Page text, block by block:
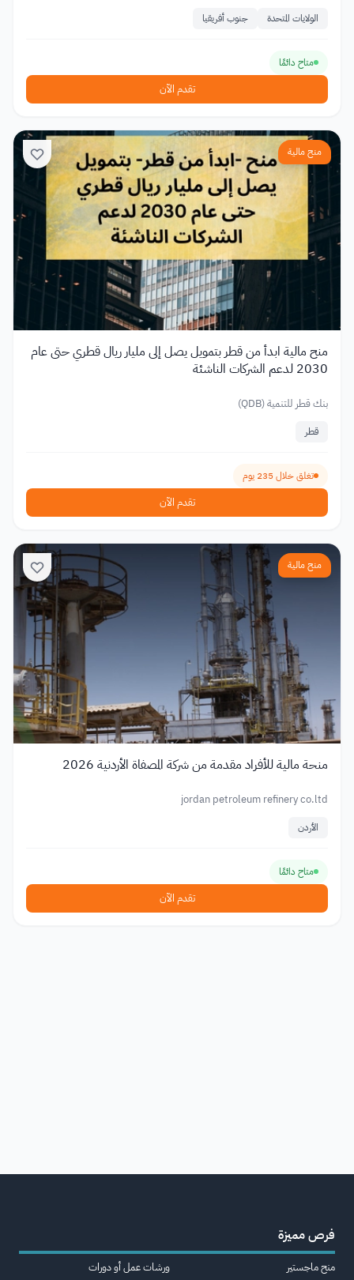
الولايات المتحدة جنوب أفريقيا
متاح دائمًا
تقدم الآن
منح مالية
منح مالية ابدأ من قطر بتمويل يصل إلى مليار ريال قطري حتى عام
2030 لدعم الشركات الناشئة
بنك قطر للتنمية (QDB)
قطر
تغلق خلال 235 يوم
تقدم الآن
منح مالية
منحة مالية للأفراد مقدمة من شركة المصفاة الأردنية 2026
jordan petroleum refinery co.ltd
الأردن
متاح دائمًا
تقدم الآن
فرص مميزة
منح ماجستير
ورشات عمل أو دورات